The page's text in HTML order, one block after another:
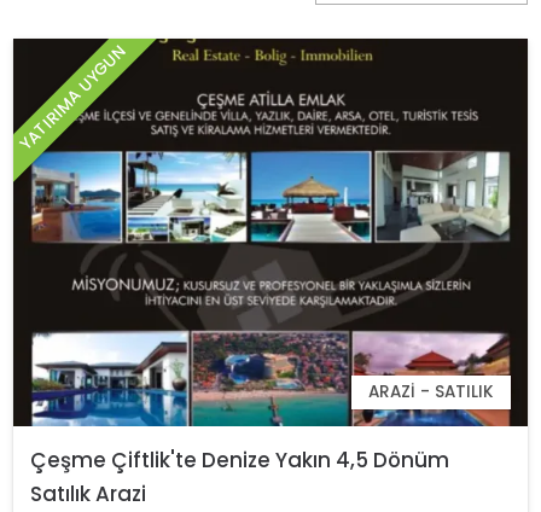
YATIRIMA UYGUN
ARAZI - SATILIK
Çeşme Çiftlik'te Denize Yakın 4,5 Dönüm
Satılık Arazi